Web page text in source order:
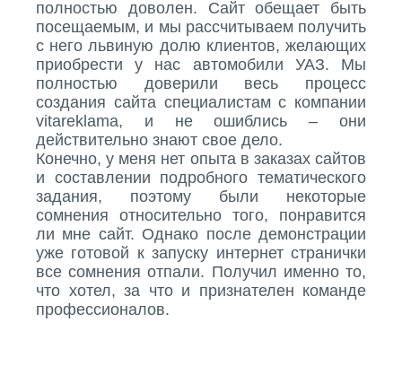
полностью доволен. Сайт обещает быть
посещаемым, и мы рассчитываем получить
с него львиную долю клиентов, желающих
приобрести у нас автомобили УАЗ. Мы
полностью доверили весь процесс
создания сайта специалистам с компании
vitareklama, и не ошиблись – они
действительно знают свое дело.
Конечно, у меня нет опыта в заказах сайтов
и составлении подробного тематического
задания, поэтому были некоторые
сомнения относительно того, понравится
ли мне сайт. Однако после демонстрации
уже готовой к запуску интернет странички
все сомнения отпали. Получил именно то,
что хотел, за что и признателен команде
профессионалов.